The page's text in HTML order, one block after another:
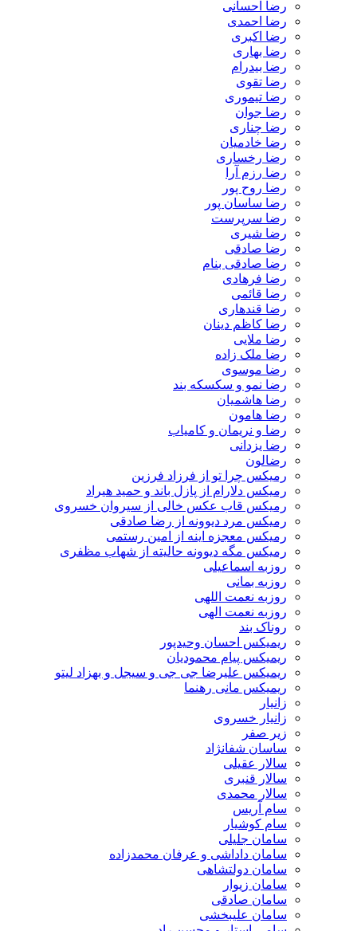
رضا احسانی
رضا احمدی
رضا اکبری
رضا بهاری
رضا بیدرام
رضا تقوی
رضا تیموری
رضا جوان
رضا چناری
رضا خادمیان
رضا رخساری
رضا رزم آرا
رضا روح پور
رضا ساسان پور
رضا سرپرست
رضا شیری
رضا صادقی
رضا صادقی بنام
رضا فرهادی
رضا قائمی
رضا قندهاری
رضا کاظم دینان
رضا ملایی
رضا ملک زاده
رضا موسوی
رضا نمو و سکسکه بند
رضا هاشمیان
رضا هامون
رضا و نریمان و کامیاب
رضا یزدانی
رضالون
رمیکس چرا تو از فرزاد فرزین
رمیکس دلارام از پازل باند و حمید هیراد
رمیکس قاب عکس خالی از سیروان خسروی
رمیکس مرد دیوونه از رضا صادقی
رمیکس معجزه اینه از امین رستمی
رمیکس مگه دیوونه حالیته از شهاب مظفری
روزبه اسماعیلی
روزبه بمانی
روزبه نعمت اللهی
روزبه نعمت الهی
روناک بند
ریمیکس احسان وحیدپور
ریمیکس پیام محمودیان
ریمیکس علیرضا جی جی و سیجل و بهزاد لیتو
ریمیکس مانی رهنما
زانیار
زانیار خسروی
زیر صفر
ساسان شفانژاد
سالار عقیلی
سالار قنبری
سالار محمدی
سام آریس
سام کوشیار
سامان جلیلی
سامان داداشی و عرفان محمدزاده
سامان دولتشاهی
سامان زیوار
سامان صادقی
سامان علیبخشی